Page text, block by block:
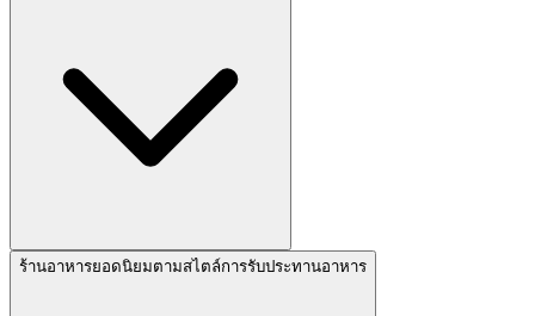
ร้านอาหารยอดนิยมตามสไตล์การรับประทานอาหาร